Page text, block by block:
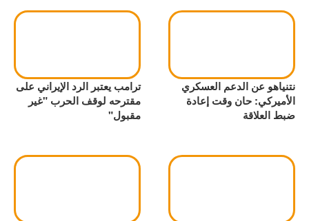
نتنياهو عن الدعم العسكري
الأميركي: حان وقت إعادة
ضبط العلاقة
ترامب يعتبر الرد الإيراني على
مقترحه لوقف الحرب "غير
مقبول"